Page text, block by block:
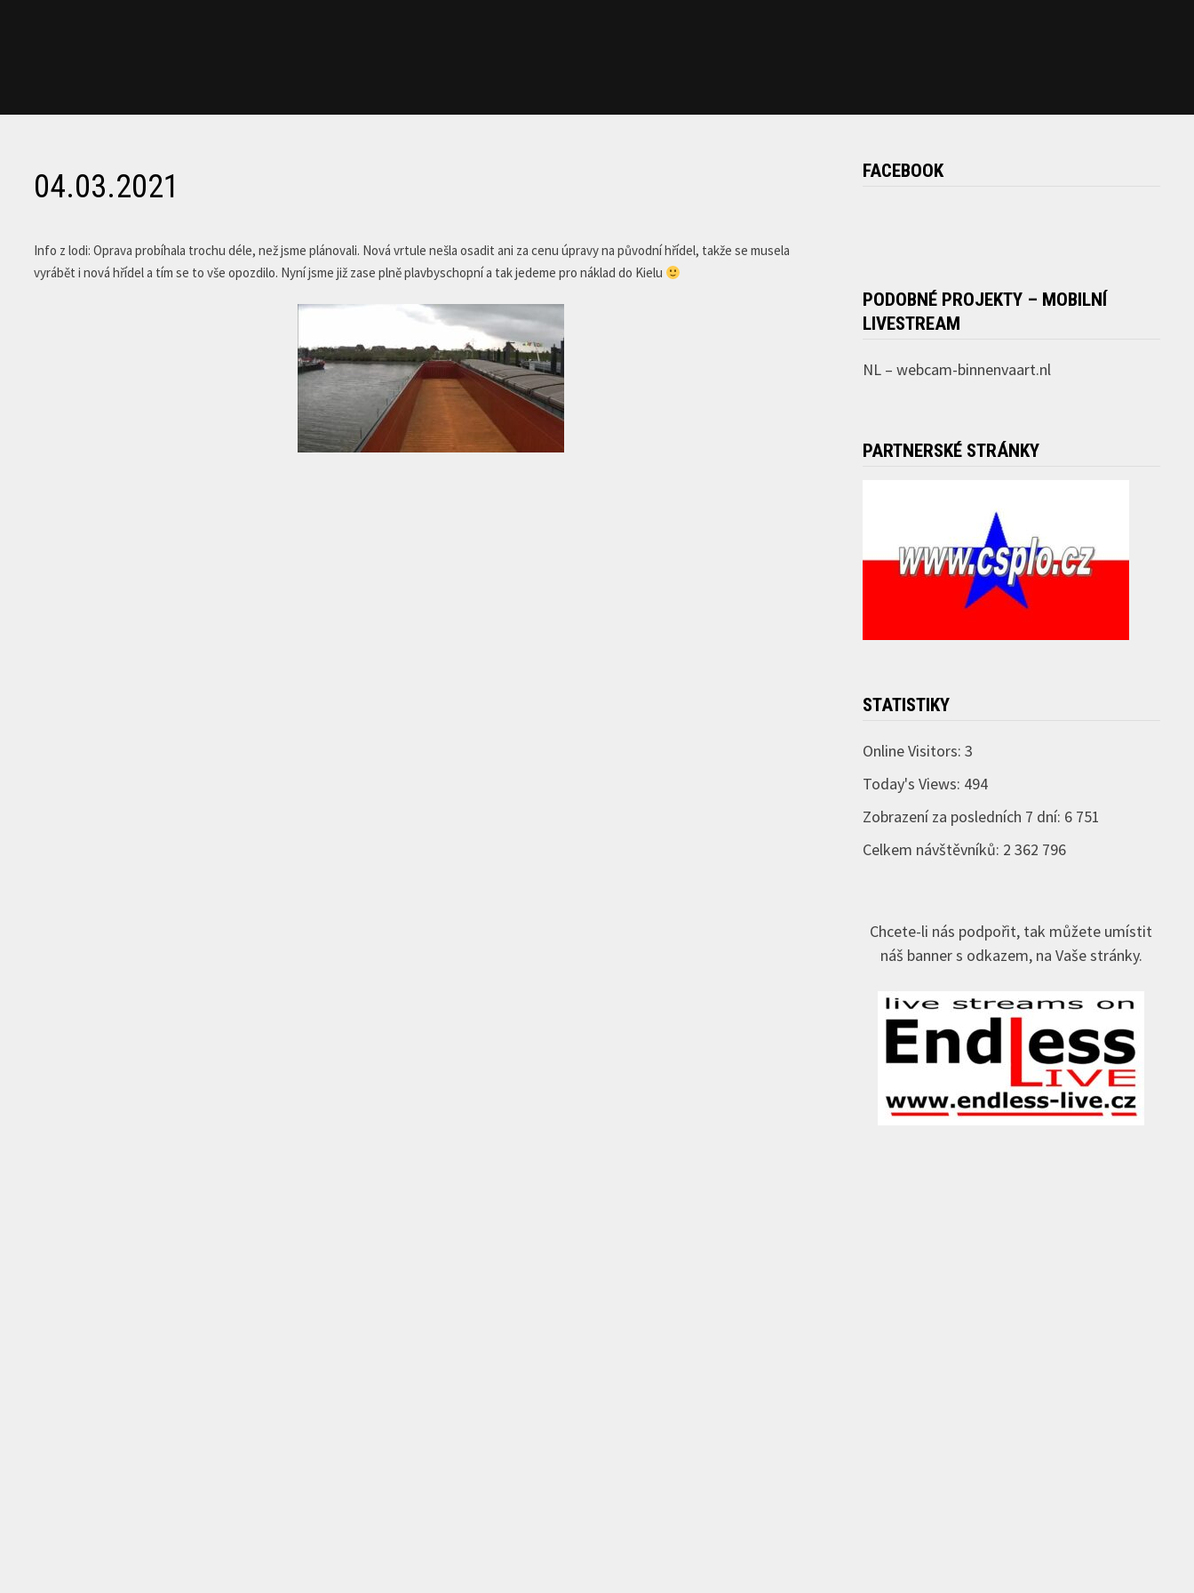
04.03.2021
Info z lodi: Oprava probíhala trochu déle, než jsme plánovali. Nová vrtule nešla osadit ani za cenu úpravy na původní hřídel, takže se musela
vyrábět i nová hřídel a tím se to vše opozdilo. Nyní jsme již zase plně plavbyschopní a tak jedeme pro náklad do Kielu
FACEBOOK
PODOBNÉ PROJEKTY – MOBILNÍ
LIVESTREAM
NL – webcam-binnenvaart.nl
PARTNERSKÉ STRÁNKY
STATISTIKY
Online Visitors: 3
Today's Views: 494
Zobrazení za posledních 7 dní: 6 751
Celkem návštěvníků: 2 362 796
Chcete-li nás podpořit, tak můžete umístit
náš banner s odkazem, na Vaše stránky.